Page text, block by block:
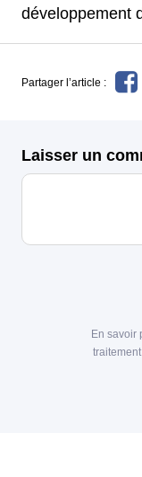
développement
Partager l’article :
Laisser un
En savoir